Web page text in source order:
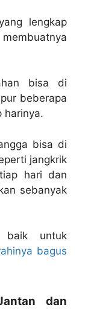
lengkap
bisa di
beberapa
harinya.
bisa di
jangkrik
hari dan
sebanyak
baik untuk
bagus
dan